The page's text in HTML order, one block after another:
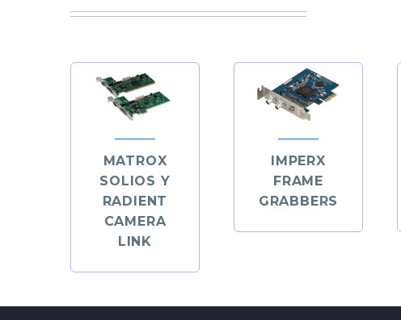
MATROX
SOLIOS Y
RADIENT
CAMERA
LINK
IMPERX
FRAME
GRABBERS